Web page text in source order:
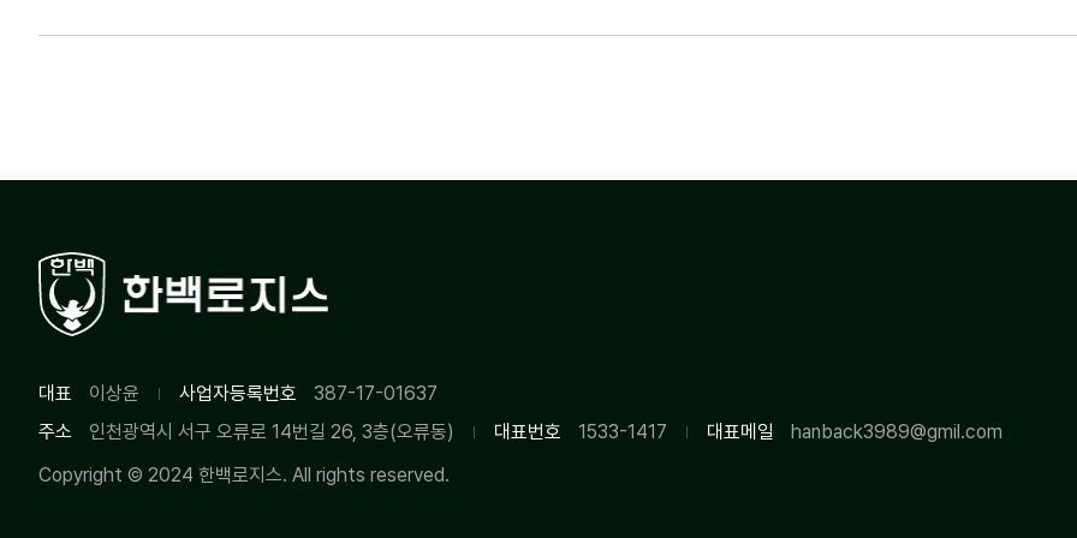
대표 이상윤 사업자등록번호
387-17-01637
주소
인천광역시 서구 오류로 14번길 26, 3층(오류동) 대표번호 1533-1417 대표메일
hanback3989@gmil.com
Copyright © 2024 한백로지스. All rights reserved.